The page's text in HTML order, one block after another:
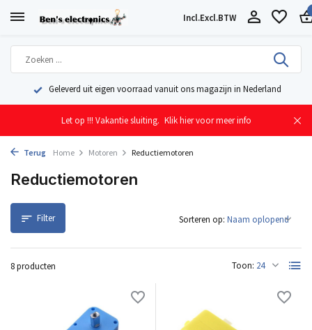
Incl.Excl.BTW
Geleverd uit eigen voorraad vanuit ons magazijn in Nederland
Let op !!! Vakantie sluiting. Klik hier voor meer info
Terug Home Motoren Reductiemotoren
Reductiemotoren
Filter
8 producten Toon:
Sorteren op: